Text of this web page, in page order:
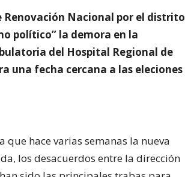
Nacional por el distrito
político” la demora en la
del Hospital Regional de
una fecha cercana a las eleciones
que hace varias semanas la nueva
los desacuerdos entre la dirección